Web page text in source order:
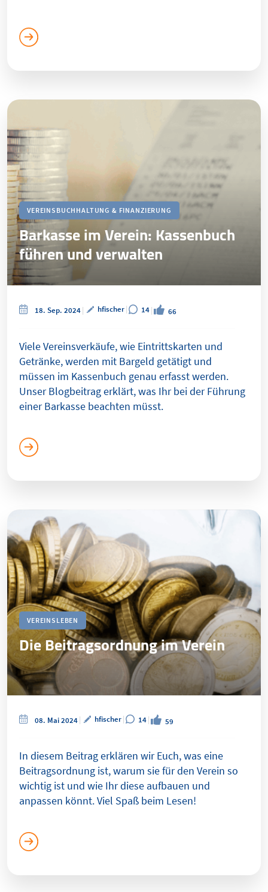
VEREINSBUCHHALTUNG & FINANZIERUNG
Barkasse im Verein: Kassenbuch
führen und verwalten
18. Sep. 2024 hfischer 14 66
Viele Vereinsverkäufe, wie Eintrittskarten und
Getränke, werden mit Bargeld getätigt und
müssen im Kassenbuch genau erfasst werden.
Unser Blogbeitrag erklärt, was Ihr bei der Führung
einer Barkasse beachten müsst.
VEREINSLEBEN
Die Beitragsordnung im Verein
08. Mai 2024 hfischer 14 59
In diesem Beitrag erklären wir Euch, was eine
Beitragsordnung ist, warum sie für den Verein so
wichtig ist und wie Ihr diese aufbauen und
anpassen könnt. Viel Spaß beim Lesen!